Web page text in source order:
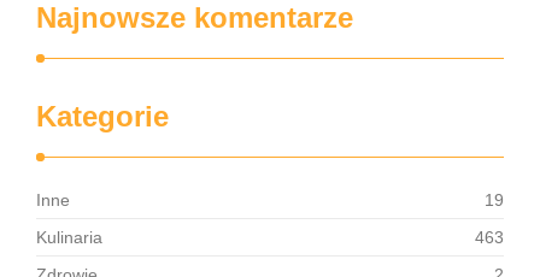
Najnowsze komentarze
Kategorie
Inne
19
Kulinaria
463